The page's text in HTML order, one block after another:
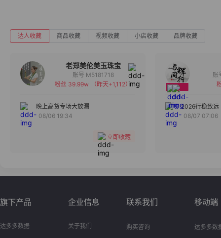
达人收藏 商品收藏 视频收藏 小店收藏 品牌收藏
老郑美伦美玉珠宝
备注
分组
账号 M5181718
粉丝 39.99w
（昨天+1,112）
晚上高货专场大放漏
08/06 19:34
立即收藏
2026行稳致远
08/07 07:06
旗下产品
达多多数据
企业信息
关于我们
联系我们
购买咨询
移动端
达多多数